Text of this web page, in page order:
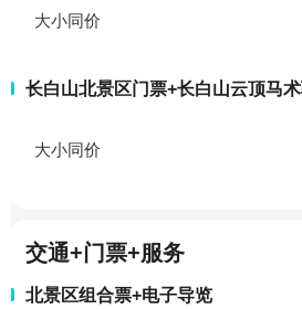
大小同价
长白山北景区门票+长白山云顶马
大小同价
交通+门票+服务
北景区组合票+电子导览